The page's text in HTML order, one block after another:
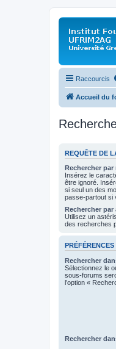
Raccourcis
Accueil du
REQUÊTE DE
Rechercher par
Insérez le
être ignoré.
si seul un des
passe-partout si
Rechercher par
Utilisez un
des recherches
Rechercher
Sélectionnez le
sous-forums
l’option «
Rechercher